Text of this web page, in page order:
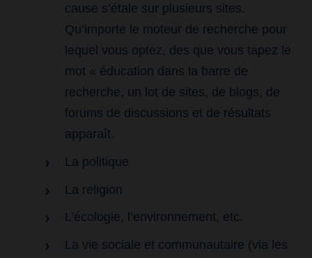
cause s’étale sur plusieurs sites.
Qu’importe le moteur de recherche pour
lequel vous optez, des que vous tapez le
mot « éducation dans la barre de
recherche, un lot de sites, de blogs, de
forums de discussions et de résultats
apparaît.
La politique
La religion
L’écologie, l’environnement, etc.
La vie sociale et communautaire (via les